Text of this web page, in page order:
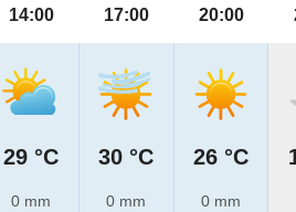
14:00
29 °C
0 mm
17:00
30 °C
0 mm
20:00
26 °C
0 mm